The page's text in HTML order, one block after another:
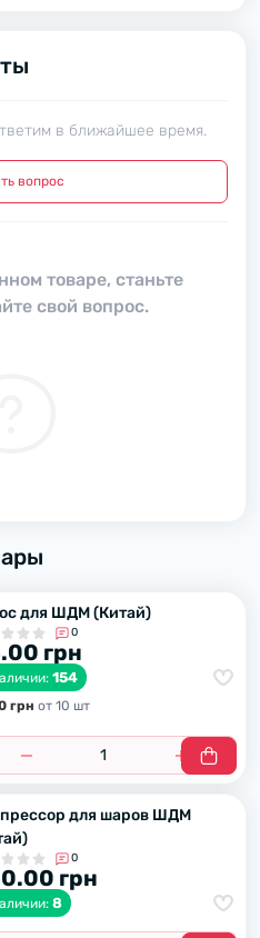
в ближайшее время.
вопрос
товаре, станьте
свой вопрос.
для ШДМ (Китай)
0
грн
154
грн от 10 шт
для шаров ШДМ
0
грн
8